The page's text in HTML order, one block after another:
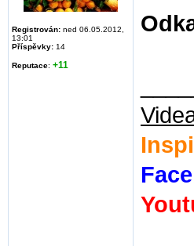
Registrován: ned 06.05.2012,
13:01
Příspěvky: 14
Reputace: +11